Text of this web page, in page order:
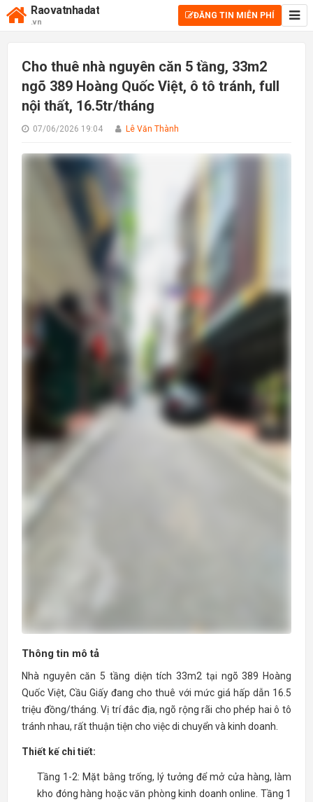
Raovatnhadat
.vn
ĐĂNG TIN MIỄN PHÍ
Cho thuê nhà nguyên căn 5 tầng, 33m2
ngõ 389 Hoàng Quốc Việt, ô tô tránh, full
nội thất, 16.5tr/tháng
07/06/2026 19:04 Lê Văn Thành
Thông tin mô tả
Nhà nguyên căn 5 tầng diện tích 33m2 tại ngõ 389 Hoàng
Quốc Việt, Cầu Giấy đang cho thuê với mức giá hấp dẫn 16.5
triệu đồng/tháng. Vị trí đắc địa, ngõ rộng rãi cho phép hai ô tô
tránh nhau, rất thuận tiện cho việc di chuyển và kinh doanh.
Thiết kế chi tiết:
Tầng 1-2: Mặt bằng trống, lý tưởng để mở cửa hàng, làm
kho đóng hàng hoặc văn phòng kinh doanh online. Tầng 1